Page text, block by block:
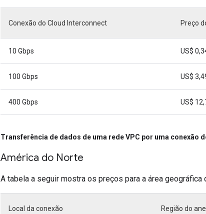
Conexão do Cloud Interconnect Preço
10 Gbps US$
100 Gbps US$
400 Gbps US$
Transferência de dados de uma rede VPC por uma conexão
América do Norte
A tabela a seguir mostra os preços para a área geográfica
Local da conexão Região do